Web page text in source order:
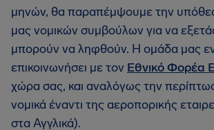
μηνών, θα παραπέμψουμε την
μας νομικών συμβούλων για να
μπορούν να ληφθούν. Η ομάδα μας
επικοινωνήσει με τον Εθνικό Φορέα
χώρα σας, και αναλόγως την
νομικά έναντι της αεροπορικής
στα Αγγλικά).